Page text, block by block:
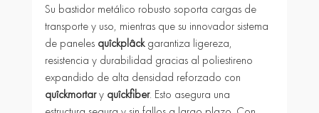
Su bastidor metálico robusto soporta cargas de
transporte y uso, mientras que su innovador sistema
de paneles quîckplâck garantiza ligereza,
resistencia y durabilidad gracias al poliestireno
expandido de alta densidad reforzado con
quîckmortar y quîckfiber. Esto asegura una